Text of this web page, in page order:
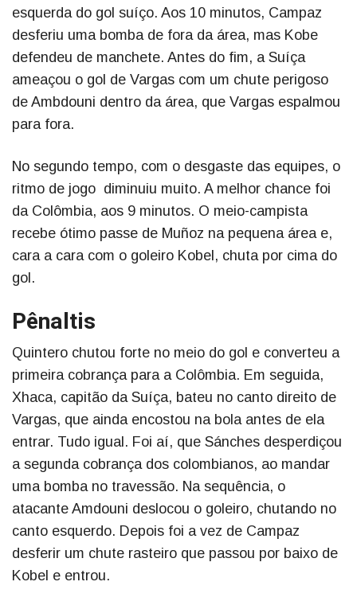
esquerda do gol suíço. Aos 10 minutos, Campaz
desferiu uma bomba de fora da área, mas Kobe
defendeu de manchete. Antes do fim, a Suíça
ameaçou o gol de Vargas com um chute perigoso
de Ambdouni dentro da área, que Vargas espalmou
para fora.
No segundo tempo, com o desgaste das equipes, o
ritmo de jogo diminuiu muito. A melhor chance foi
da Colômbia, aos 9 minutos. O meio-campista
recebe ótimo passe de Muñoz na pequena área e,
cara a cara com o goleiro Kobel, chuta por cima do
gol.
Pênaltis
Quintero chutou forte no meio do gol e converteu a
primeira cobrança para a Colômbia. Em seguida,
Xhaca, capitão da Suíça, bateu no canto direito de
Vargas, que ainda encostou na bola antes de ela
entrar. Tudo igual. Foi aí, que Sánches desperdiçou
a segunda cobrança dos colombianos, ao mandar
uma bomba no travessão. Na sequência, o
atacante Amdouni deslocou o goleiro, chutando no
canto esquerdo. Depois foi a vez de Campaz
desferir um chute rasteiro que passou por baixo de
Kobel e entrou.